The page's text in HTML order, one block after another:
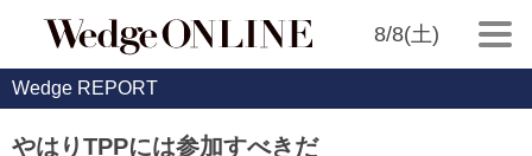
8/8(土)
Wedge REPORT
やはりTPPには参加すべきだ